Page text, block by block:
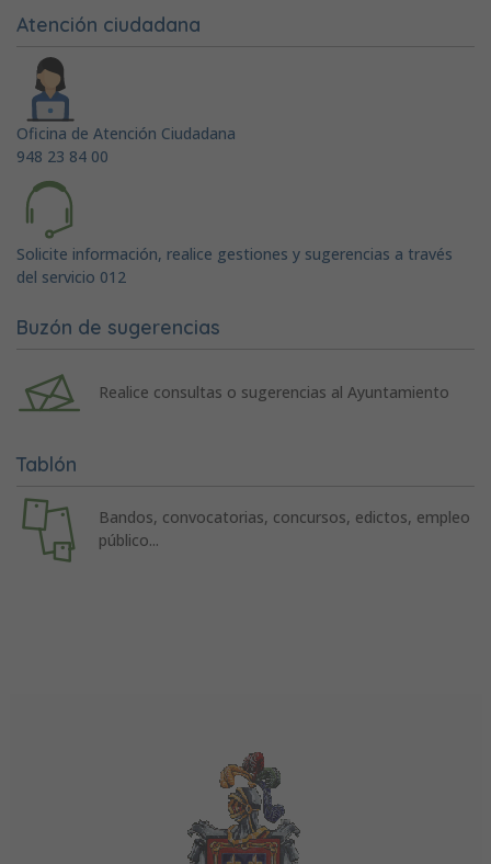
Atención ciudadana
Oficina de Atención Ciudadana
948 23 84 00
Solicite información, realice gestiones y sugerencias a través
del servicio 012
Buzón de sugerencias
Realice consultas o sugerencias al Ayuntamiento
Tablón
Bandos, convocatorias, concursos, edictos, empleo
público...